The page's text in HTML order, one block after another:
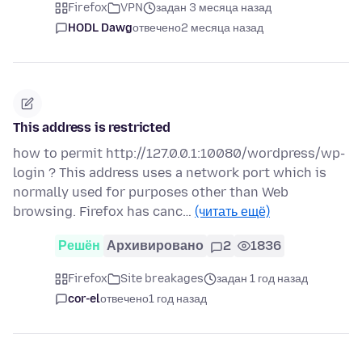
Firefox VPN
задан 3 месяца назад
HODL Dawgотвечено2 месяца назад
This address is restricted
how to permit http://127.0.0.1:10080/wordpress/wp-
login ? This address uses a network port which is
normally used for purposes other than Web
browsing. Firefox has canc… (читать ещё)
Решён Архивировано 2 1836
Firefox Site breakages
задан 1 год назад
cor-elотвечено1 год назад